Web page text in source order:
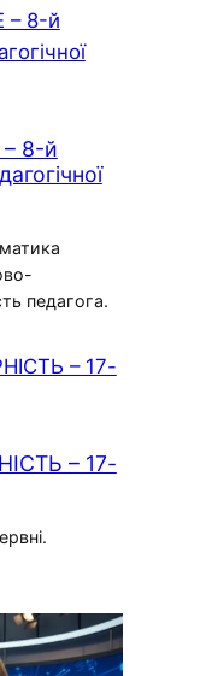
– 8-й
педагога.
– 17-